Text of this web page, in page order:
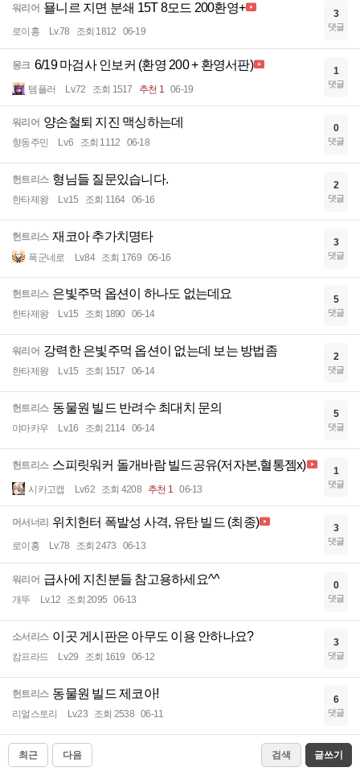
워리어 묠니르 지면 분쇄 15T 8모드 200환영+
로이홍 Lv.78 조회 1812 06-19
3
댓글
몽크 6/19 마검사 인보커 (환영 200 + 환영서판)
템플러 Lv.72 조회 1517 추천 1 06-19
1
댓글
워리어 양손철퇴 지진 맥싱하는데
향동주민 Lv.6 조회 1112 06-18
0
댓글
헌트리스 형님들 질문있습니다.
한타제왕 Lv.15 조회 1164 06-16
2
댓글
헌트리스 재코아 추가치명타
폭군네로 Lv.84 조회 1769 06-16
3
댓글
헌트리스 은빛주먹 옵션이 하나도 없는데요
한타제왕 Lv.15 조회 1890 06-14
5
댓글
워리어 강력한 은빛주먹 옵션이 없는데 보는 방법좀
한타제왕 Lv.15 조회 1517 06-14
2
댓글
헌트리스 동물원 빌드 반려수 최대치 문의
야마카우 Lv.16 조회 2114 06-14
5
댓글
헌트리스 스피릿워커 돌개바람 빌드공유(저자본,혈통젬x)
시카고캡 Lv.62 조회 4208 추천 1 06-13
1
댓글
머서너리 위치헌터 폭발성 사격, 유탄 빌드 (최종)
로이홍 Lv.78 조회 2473 06-13
3
댓글
워리어 급사에 지친분들 참고용하세요^^
개뚜 Lv.12 조회 2095 06-13
0
댓글
소서리스 이곳 게시판은 아무도 이용 안하나요?
캄프라드 Lv.29 조회 1619 06-12
3
댓글
헌트리스 동물원 빌드 제코아!
리얼스토리 Lv.23 조회 2538 06-11
6
댓글
최근 다음 검색 글쓰기